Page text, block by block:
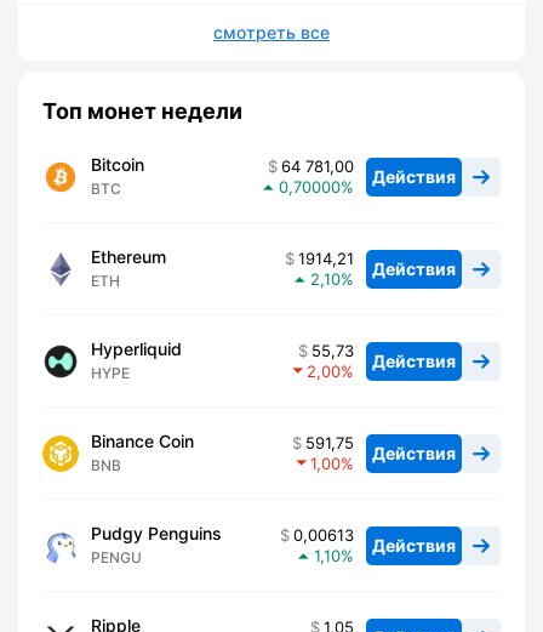
смотреть все
Топ монет недели
Bitcoin
BTC
64 781,00
0,70000
Действия
Ethereum
ETH
1914,21
2,10
Действия
Hyperliquid
HYPE
55,73
2,00
Действия
Binance Coin
BNB
591,75
1,00
Действия
Pudgy Penguins
PENGU
0,00613
1,10
Действия
Ripple
1,05